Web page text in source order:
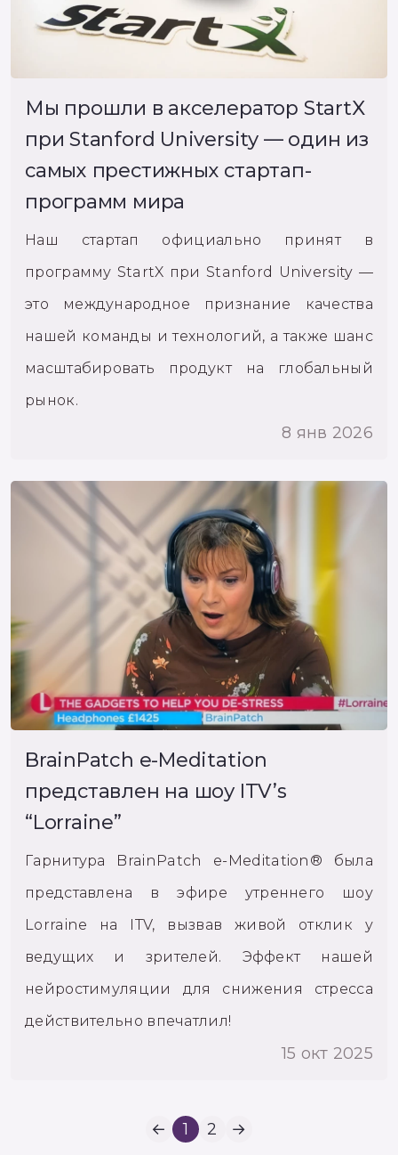
Мы прошли в акселератор StartX
при Stanford University — один из
самых престижных стартап-
программ мира
Наш стартап официально принят в
программу StartX при Stanford University —
это международное признание качества
нашей команды и технологий, а также шанс
масштабировать продукт на глобальный
рынок.
8 янв 2026
BrainPatch e-Meditation
представлен на шоу ITV’s
“Lorraine”
Гарнитура BrainPatch e-Meditation® была
представлена в эфире утреннего шоу
Lorraine на ITV, вызвав живой отклик у
ведущих и зрителей. Эффект нашей
нейростимуляции для снижения стресса
действительно впечатлил!
15 окт 2025
← 1 2 →